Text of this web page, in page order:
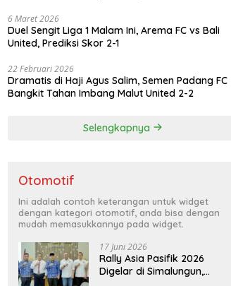
6 Maret 2026
Duel Sengit Liga 1 Malam Ini, Arema FC vs Bali
United, Prediksi Skor 2-1
22 Februari 2026
Dramatis di Haji Agus Salim, Semen Padang FC
Bangkit Tahan Imbang Malut United 2-2
Selengkapnya
Otomotif
Ini adalah contoh keterangan untuk widget
dengan kategori otomotif, anda bisa dengan
mudah memasukkannya pada widget.
17 Juni 2026
Rally Asia Pasifik 2026
Digelar di Simalungun,